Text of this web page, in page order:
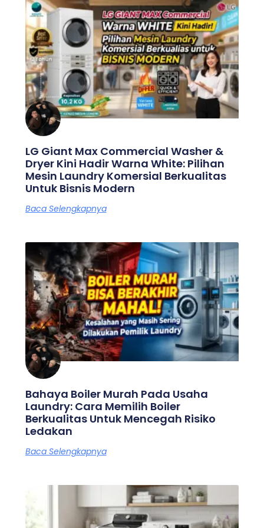
LG Giant Max Commercial Washer &
Dryer Kini Hadir Warna White: Pilihan
Mesin Laundry Komersial Berkualitas
Untuk Bisnis Modern
Baca Selengkapnya
Bahaya Boiler Murah Pada Usaha
Laundry: Cara Memilih Boiler
Berkualitas Untuk Mencegah Risiko
Ledakan
Baca Selengkapnya